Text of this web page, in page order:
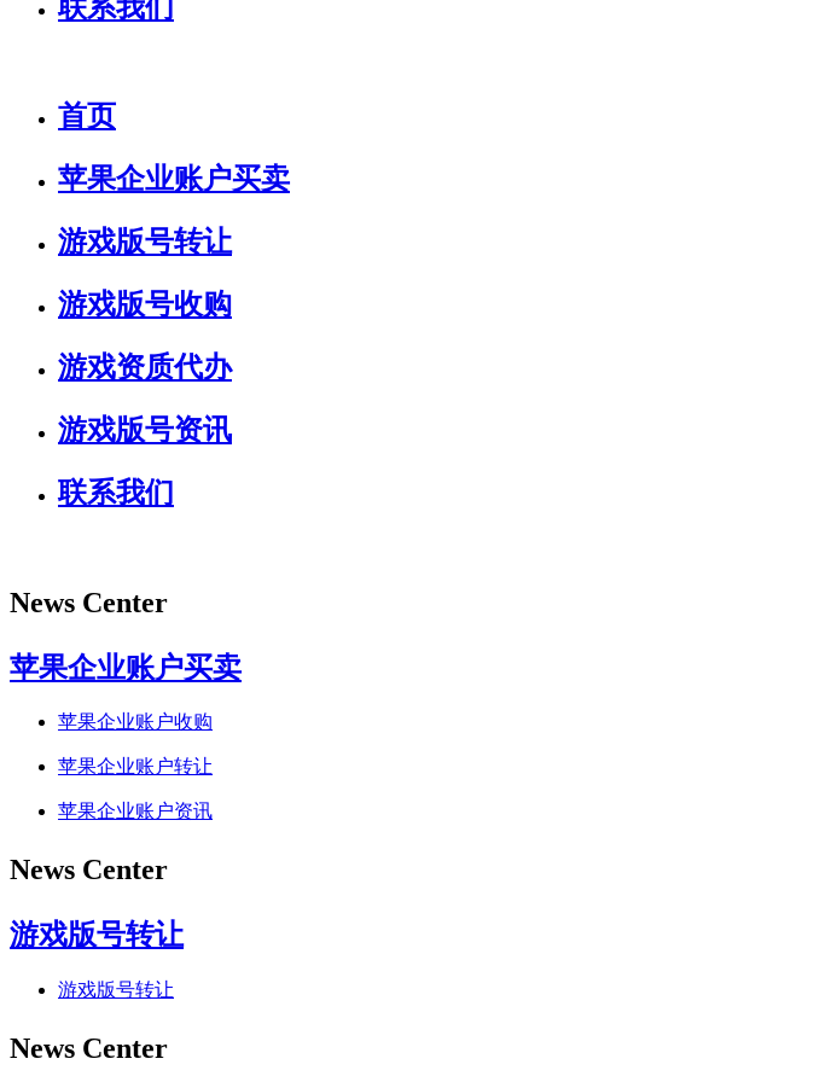
联系我们
首页
苹果企业账户买卖
游戏版号转让
游戏版号收购
游戏资质代办
游戏版号资讯
联系我们
News Center
苹果企业账户买卖
苹果企业账户收购
苹果企业账户转让
苹果企业账户资讯
News Center
游戏版号转让
游戏版号转让
News Center